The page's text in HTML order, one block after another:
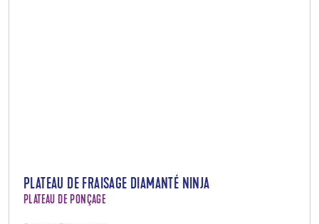
PLATEAU DE FRAISAGE DIAMANTÉ NINJA
PLATEAU DE PONÇAGE